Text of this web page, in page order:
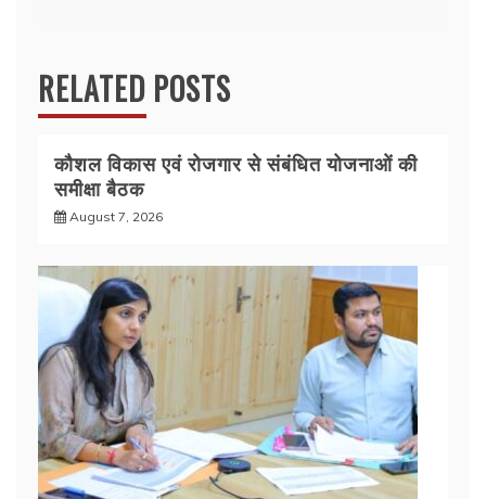
RELATED POSTS
कौशल विकास एवं रोजगार से संबंधित योजनाओं की
समीक्षा बैठक
August 7, 2026